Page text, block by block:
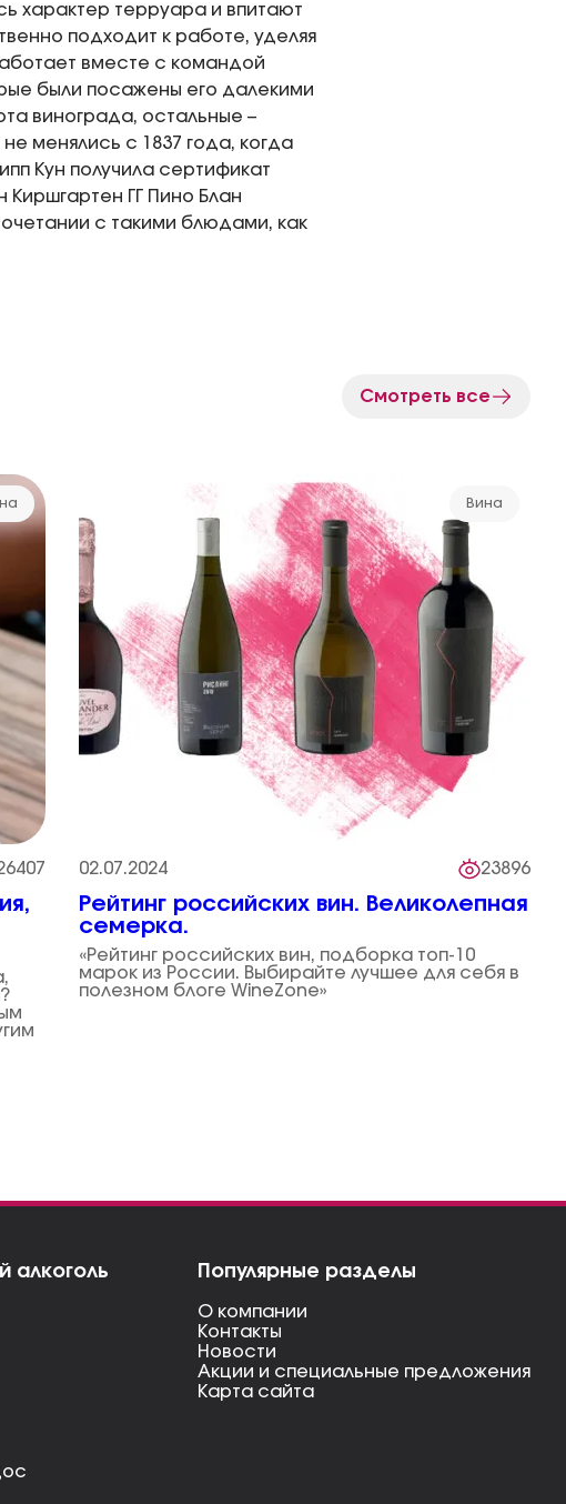
характер терруара и впитают
подходит к работе, уделяя
вместе с командой
были посажены его далекими
винограда, остальные –
менялись с 1837 года, когда
Кун получила сертификат
Киршгартен ГГ Пино Блан
с такими блюдами, как
Смотреть все
Вина
02.07.2024 23896
Рейтинг российских вин. Великолепная
семерка.
«Рейтинг российских вин, подборка топ-10
марок из России. Выбирайте лучшее для себя в
полезном блоге WineZone»
алкоголь Популярные разделы
О компании
Контакты
Новости
Акции и специальные предложения
Карта сайта